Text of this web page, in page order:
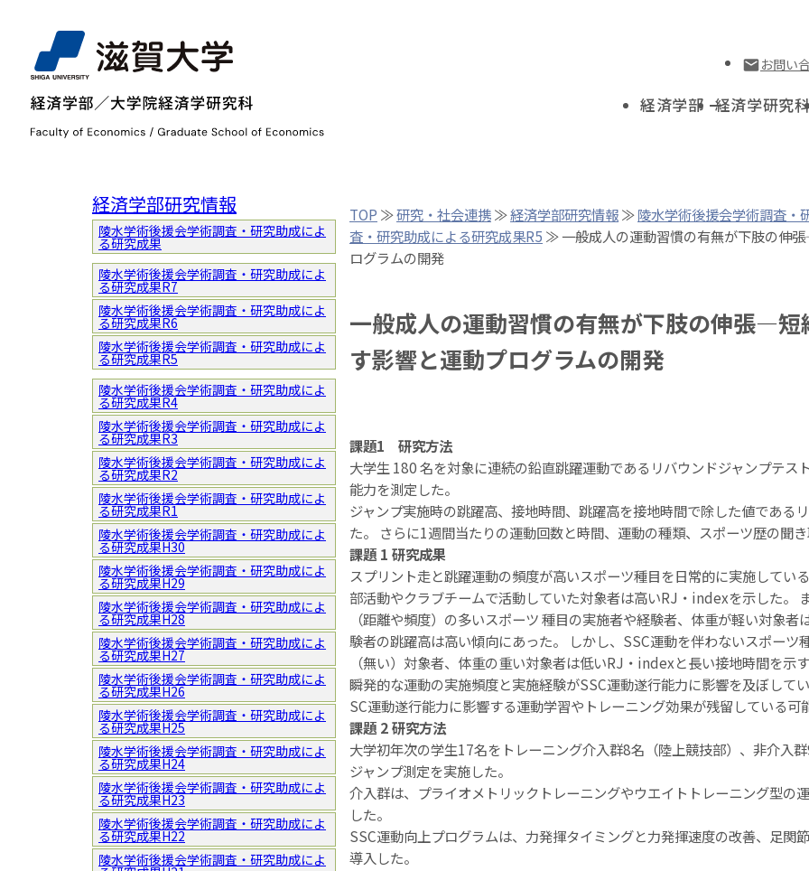
お問い
経済学部 経済学研究
TOP ≫研究・社会連携≫経済学部研究情報≫陵水学術後援会学術調査・
査・研究助成による研究成果R5 ≫ 一般成人の運動習慣の有無が下肢の伸
ログラムの開発
一般成人の運動習慣の有無が下肢の伸張―
す影響と運動プログラムの開発
課題1 研究方法
大学生 180 名を対象に連続の鉛直跳躍運動であるリバウンドジャンプテ
能力を測定した。
ジャンプ実施時の跳躍高、接地時間、跳躍高を接地時間で除した値であ
た。 さらに1週間当たりの運動回数と時間、運動の種類、スポーツ歴の聞
課題 1 研究成果
スプリント走と跳躍運動の頻度が高いスポーツ種目を日常的に実施してい
部活動やクラブチームで活動していた対象者は高いRJ・indexを示した。
（距離や頻度）の多いスポーツ 種目の実施者や経験者、体重が軽い対象
験者の跳躍高は高い傾向にあった。 しかし、SSC運動を伴わないスポー
（無い）対象者、体重の重い対象者は低いRJ・indexと長い接地時間を示
瞬発的な運動の実施頻度と実施経験がSSC運動遂行能力に影響を及ぼして
SC運動遂行能力に影響する運動学習やトレーニング効果が残留している可
課題 2 研究方法
大学初年次の学生17名をトレーニング介入群8名（陸上競技部）、非介入
ジャンプ測定を実施した。
介入群は、プライオメトリックトレーニングやウエイトトレーニング型の
した。
SSC運動向上プログラムは、力発揮タイミングと力発揮速度の改善、足関
導入した。
経済学部研究情報
陵水学術後援会学術調査・研究助成によ
る研究成果
陵水学術後援会学術調査・研究助成によ
る研究成果R7
陵水学術後援会学術調査・研究助成によ
る研究成果R6
陵水学術後援会学術調査・研究助成によ
る研究成果R5
陵水学術後援会学術調査・研究助成によ
る研究成果R4
陵水学術後援会学術調査・研究助成によ
る研究成果R3
陵水学術後援会学術調査・研究助成によ
る研究成果R2
陵水学術後援会学術調査・研究助成によ
る研究成果R1
陵水学術後援会学術調査・研究助成によ
る研究成果H30
陵水学術後援会学術調査・研究助成によ
る研究成果H29
陵水学術後援会学術調査・研究助成によ
る研究成果H28
陵水学術後援会学術調査・研究助成によ
る研究成果H27
陵水学術後援会学術調査・研究助成によ
る研究成果H26
陵水学術後援会学術調査・研究助成によ
る研究成果H25
陵水学術後援会学術調査・研究助成によ
る研究成果H24
陵水学術後援会学術調査・研究助成によ
る研究成果H23
陵水学術後援会学術調査・研究助成によ
る研究成果H22
陵水学術後援会学術調査・研究助成によ